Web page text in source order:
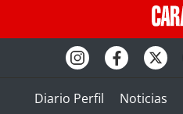
Diario Perfil Noticias